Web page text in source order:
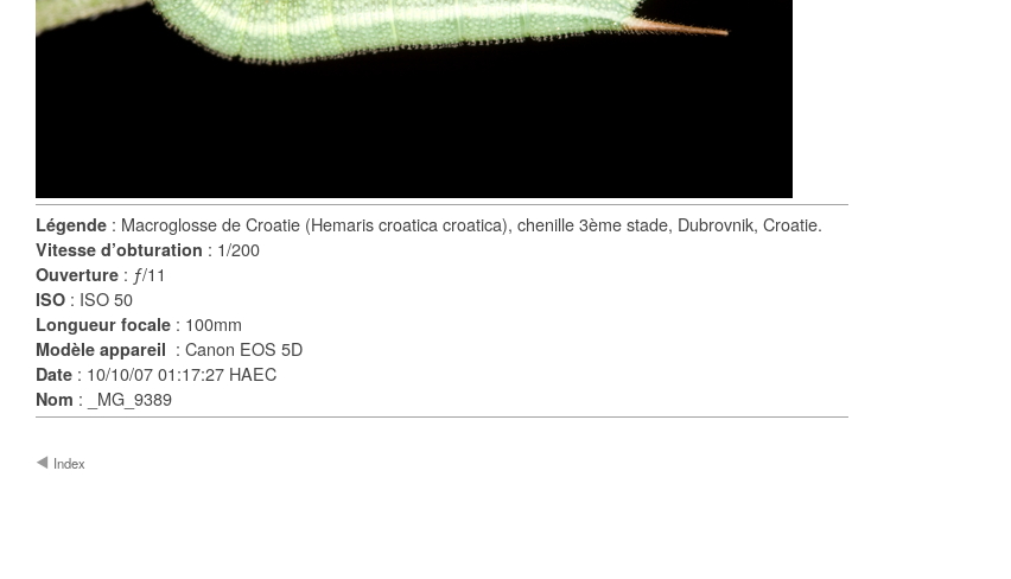
Légende : Macroglosse de Croatie (Hemaris croatica croatica), chenille 3ème stade, Dubrovnik, Croatie.
Vitesse d’obturation : 1/200
Ouverture : ƒ/11
ISO : ISO 50
Longueur focale : 100mm
Modèle appareil : Canon EOS 5D
Date : 10/10/07 01:17:27 HAEC
Nom : _MG_9389
Index